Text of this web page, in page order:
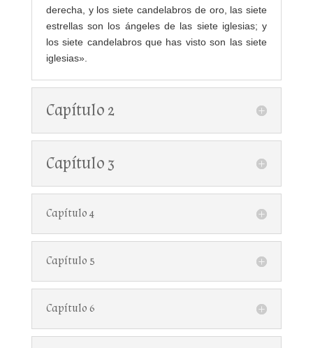
derecha, y los siete candelabros de oro, las siete
estrellas son los ángeles de las siete iglesias; y
los siete candelabros que has visto son las siete
iglesias».
Capítulo 2
Capítulo 3
Capítulo 4
Capítulo 5
Capítulo 6